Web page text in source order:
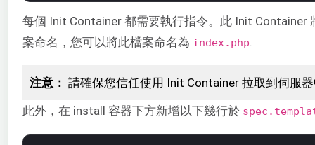
每個 Init Container 都需要執行指令。此 Init Container
案命名，您可以將此檔案命名為 index.php
注意： 請確保您信任使用 Init Container 拉取到伺服
此外，在 install 容器下方新增以下幾行於